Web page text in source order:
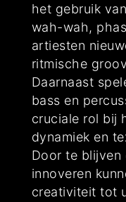
het gebruik
wah-wah,
artiesten
ritmische
Daarnaast
bass en
cruciale rol bij
dynamiek en
Door te blijven
innoveren
creativiteit tot